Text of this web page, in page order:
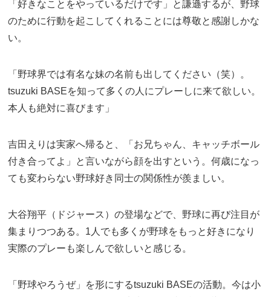
「好きなことをやっているだけです」と謙遜するが、野球
のために行動を起こしてくれることには尊敬と感謝しかな
い。
「野球界では有名な妹の名前も出してください（笑）。
tsuzuki BASEを知って多くの人にプレーしに来て欲しい。
本人も絶対に喜びます」
吉田えりは実家へ帰ると、「お兄ちゃん、キャッチボール
付き合ってよ」と言いながら顔を出すという。何歳になっ
ても変わらない野球好き同士の関係性が羨ましい。
大谷翔平（ドジャース）の登場などで、野球に再び注目が
集まりつつある。1人でも多くが野球をもっと好きになり
実際のプレーも楽しんで欲しいと感じる。
「野球やろうぜ」を形にするtsuzuki BASEの活動。今は小